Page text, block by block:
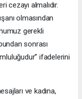
cezayı almalıdır.
olmasından
gerekli
sonrası
ifadelerini
ve kadına,